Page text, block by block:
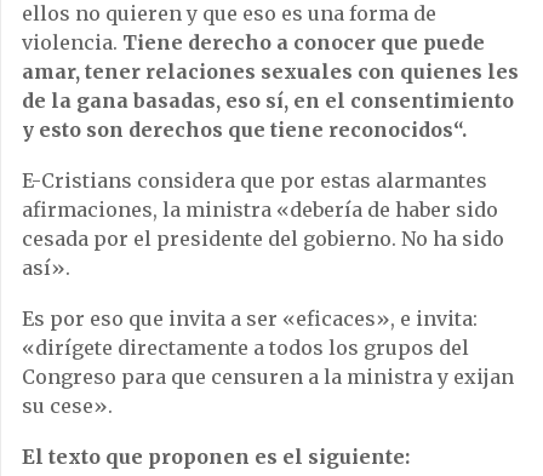
ellos no quieren y que eso es una forma de
violencia. Tiene derecho a conocer que puede
amar, tener relaciones sexuales con quienes les
de la gana basadas, eso sí, en el consentimiento
y esto son derechos que tiene reconocidos“.
E-Cristians considera que por estas alarmantes
afirmaciones, la ministra «debería de haber sido
cesada por el presidente del gobierno. No ha sido
así».
Es por eso que invita a ser «eficaces», e invita:
«dirígete directamente a todos los grupos del
Congreso para que censuren a la ministra y exijan
su cese».
El texto que proponen es el siguiente: